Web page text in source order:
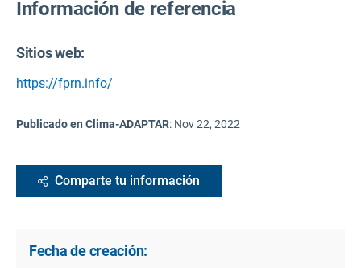
Información de referencia
Sitios web:
https://fprn.info/
Publicado en Clima-ADAPTAR: Nov 22, 2022
Comparte tu información
Fecha de creación: